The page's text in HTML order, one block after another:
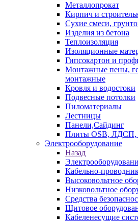
Металлопрокат
Кирпич и
Сухие смеси,
Изделия из бетона
Теплоизоляция
Изоляционные
Гипсокартон и
Монтажные пены,
монтажные
Кровля и водостоки
Подвесные потолки
Пиломатериалы
Лестницы
Панели,Сайдинг
Плиты OSB, ЛДСП,
Электрооборудование
Назад
Кабельно-
Высоковольтное
Низковольтное
Средства
Щитовое
Кабеленесущие